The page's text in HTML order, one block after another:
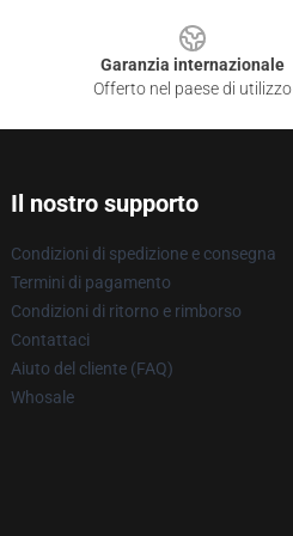
Garanzia internazionale
Offerto nel paese di utilizzo
Il nostro supporto
Condizioni di spedizione e consegna
Termini di pagamento
Condizioni di ritorno e rimborso
Contattaci
Aiuto del cliente (FAQ)
Whosale